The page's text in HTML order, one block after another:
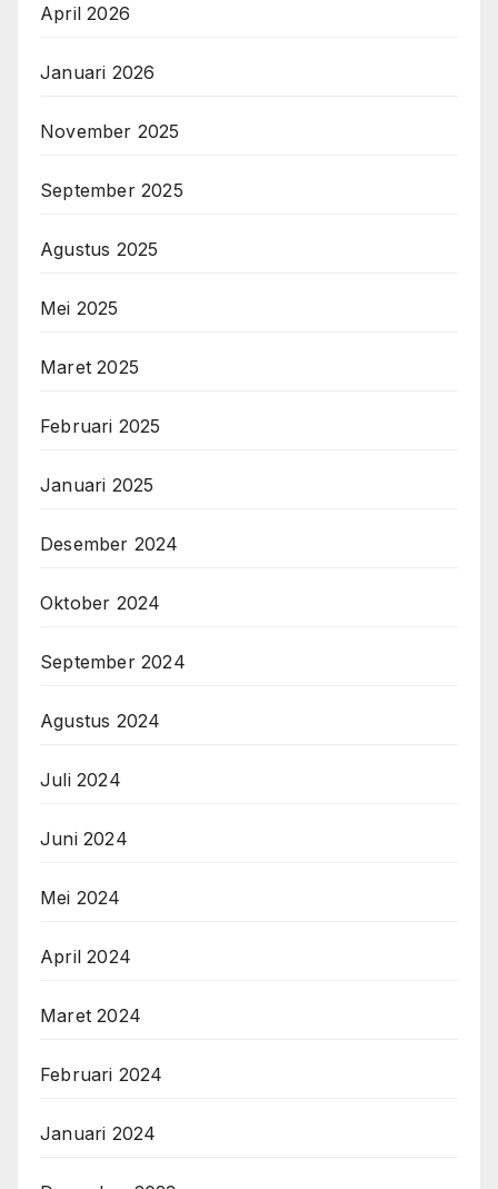
April 2026
Januari 2026
November 2025
September 2025
Agustus 2025
Mei 2025
Maret 2025
Februari 2025
Januari 2025
Desember 2024
Oktober 2024
September 2024
Agustus 2024
Juli 2024
Juni 2024
Mei 2024
April 2024
Maret 2024
Februari 2024
Januari 2024